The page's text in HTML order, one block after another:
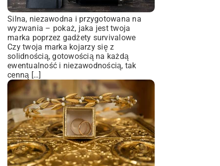
Silna, niezawodna i przygotowana na
wyzwania – pokaż, jaka jest twoja
marka poprzez gadżety survivalowe
Czy twoja marka kojarzy się z
solidnością, gotowością na każdą
ewentualność i niezawodnością, tak
cenną […]